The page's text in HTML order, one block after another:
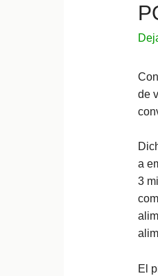
de
a
3
El